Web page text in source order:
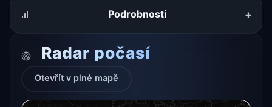
Podrobnosti +
Radar počasí
Otevřít v plné mapě